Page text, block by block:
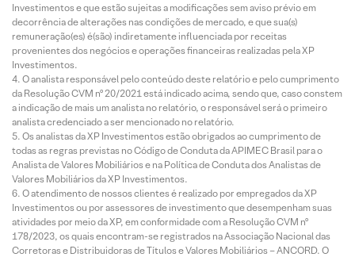
Investimentos e que estão sujeitas a modificações sem aviso prévio em
decorrência de alterações nas condições de mercado, e que sua(s)
remuneração(es) é(são) indiretamente influenciada por receitas
provenientes dos negócios e operações financeiras realizadas pela XP
Investimentos.
O analista responsável pelo conteúdo deste relatório e pelo cumprimento
da Resolução CVM nº 20/2021 está indicado acima, sendo que, caso constem
a indicação de mais um analista no relatório, o responsável será o primeiro
analista credenciado a ser mencionado no relatório.
Os analistas da XP Investimentos estão obrigados ao cumprimento de
todas as regras previstas no Código de Conduta da APIMEC Brasil para o
Analista de Valores Mobiliários e na Política de Conduta dos Analistas de
Valores Mobiliários da XP Investimentos.
O atendimento de nossos clientes é realizado por empregados da XP
Investimentos ou por assessores de investimento que desempenham suas
atividades por meio da XP, em conformidade com a Resolução CVM nº
178/2023, os quais encontram-se registrados na Associação Nacional das
Corretoras e Distribuidoras de Títulos e Valores Mobiliários – ANCORD. O